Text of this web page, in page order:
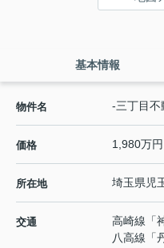
基本情報
物件名 -三丁目
価格 1,980万円
所在地 埼玉県児
交通 高崎線 「
八高線 「